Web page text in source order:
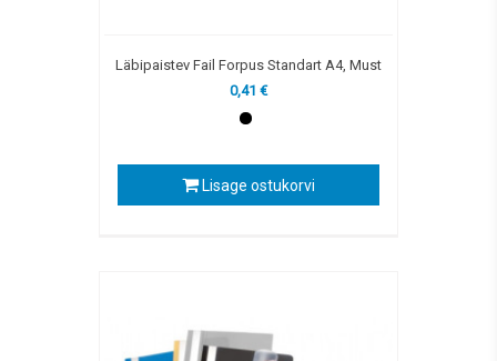
Läbipaistev Fail Forpus Standart A4, Must
0,41 €
Lisage ostukorvi